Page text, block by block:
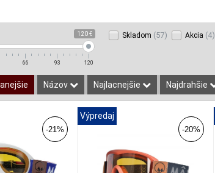
120 €
66 93 120
Skladom (57) Akcia (4)
Názov Najlacnejšie Najdrahšie
-21%
Výpredaj
-20%